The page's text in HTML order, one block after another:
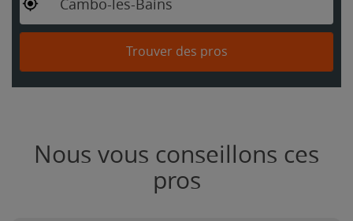
Cambo-les-Bains
Trouver des pros
Nous vous conseillons ces
pros